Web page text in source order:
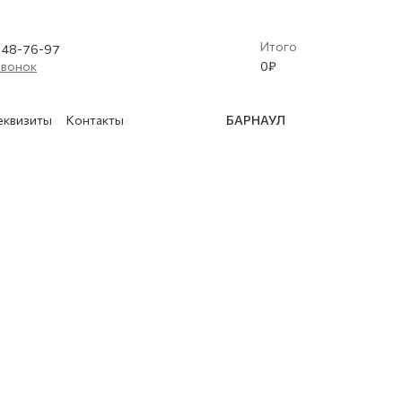
48-76-97
Итого
0₽
Контакты БАРНАУЛ